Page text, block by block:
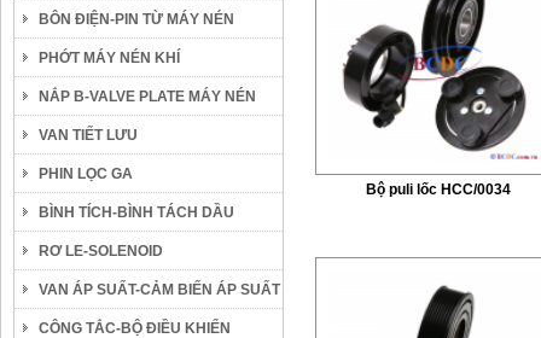
BÔN ĐIỆN-PIN TỪ MÁY NÉN
PHỚT MÁY NÉN KHÍ
NẮP B-VALVE PLATE MÁY NÉN
VAN TIẾT LƯU
PHIN LỌC GA
BÌNH TÍCH-BÌNH TÁCH DẦU
RƠ LE-SOLENOID
VAN ÁP SUẤT-CẢM BIẾN ÁP SUẤT
CÔNG TẮC-BỘ ĐIỀU KHIỂN
Bộ puli lốc HCC/0034